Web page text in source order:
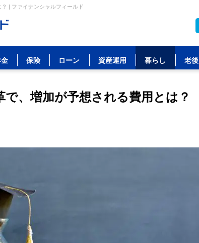
| ファイナンシャルフィールド
保険 ローン 資産運用 暮らし 老後
で、増加が予想される費用とは？